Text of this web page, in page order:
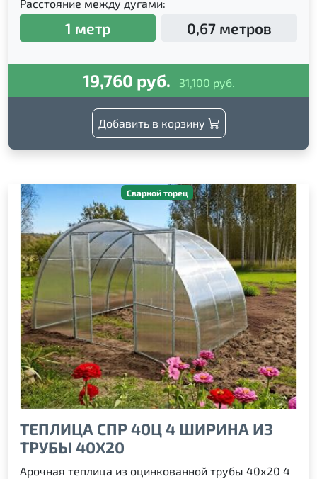
Расстояние между дугами:
1 метр 0,67 метров
19,760 руб. 31,100 руб.
Добавить в корзину
Сварной торец
ТЕПЛИЦА СПР 40Ц 4 ШИРИНА ИЗ
ТРУБЫ 40Х20
Арочная теплица из оцинкованной трубы 40х20 4